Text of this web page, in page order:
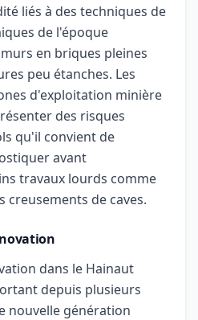
liés à des techniques de
de l'époque
en briques pleines
peu étanches. Les
d'exploitation minière
des risques
qu'il convient de
avant
travaux lourds comme
creusements de caves.
dans le Hainaut
depuis plusieurs
nouvelle génération